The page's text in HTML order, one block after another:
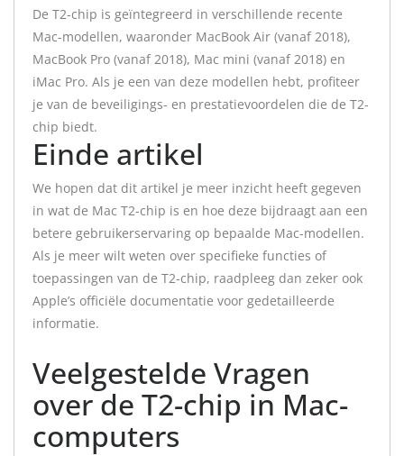
De T2-chip is geïntegreerd in verschillende recente
Mac-modellen, waaronder MacBook Air (vanaf 2018),
MacBook Pro (vanaf 2018), Mac mini (vanaf 2018) en
iMac Pro. Als je een van deze modellen hebt, profiteer
je van de beveiligings- en prestatievoordelen die de T2-
chip biedt.
Einde artikel
We hopen dat dit artikel je meer inzicht heeft gegeven
in wat de Mac T2-chip is en hoe deze bijdraagt aan een
betere gebruikerservaring op bepaalde Mac-modellen.
Als je meer wilt weten over specifieke functies of
toepassingen van de T2-chip, raadpleeg dan zeker ook
Apple’s officiële documentatie voor gedetailleerde
informatie.
Veelgestelde Vragen
over de T2-chip in Mac-
computers